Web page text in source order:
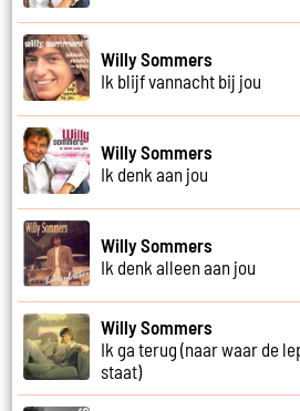
Willy Sommers
Ik blijf vannacht bij jou
Willy Sommers
Ik denk aan jou
Willy Sommers
Ik denk alleen aan jou
Willy Sommers
Ik ga terug (naar waar de
staat)